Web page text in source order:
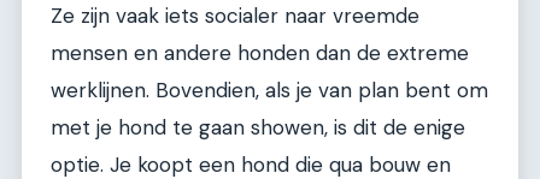
Ze zijn vaak iets socialer naar vreemde
mensen en andere honden dan de extreme
werklijnen. Bovendien, als je van plan bent om
met je hond te gaan showen, is dit de enige
optie. Je koopt een hond die qua bouw en